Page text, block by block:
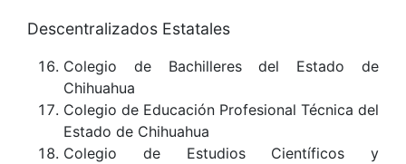
Descentralizados Estatales
Colegio de Bachilleres del Estado de
Chihuahua
Colegio de Educación Profesional Técnica del
Estado de Chihuahua
Colegio de Estudios Científicos y